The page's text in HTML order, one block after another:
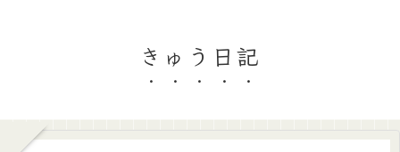
きゅう日記